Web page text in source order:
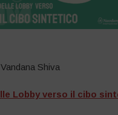
Shiva
Lobby verso il cibo